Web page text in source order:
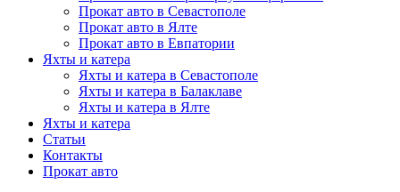
Прокат авто в Севастополе
Прокат авто в Ялте
Прокат авто в Евпатории
Яхты и катера
Яхты и катера в Севастополе
Яхты и катера в Балаклаве
Яхты и катера в Ялте
Яхты и катера
Статьи
Контакты
Прокат авто